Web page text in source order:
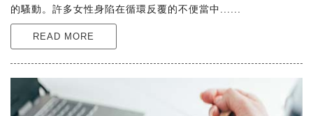
的騷動。許多女性身陷在循環反覆的不便當中......
READ MORE